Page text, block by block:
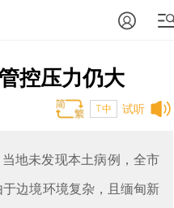
控压力仍大
试听
T中
地未发现本土病例，全市
边境环境复杂，且缅甸新